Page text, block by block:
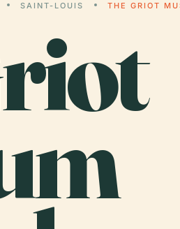
SAINT-LOUIS THE GRIOT